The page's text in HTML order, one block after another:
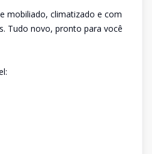
mobiliado, climatizado e com
Tudo novo, pronto para você